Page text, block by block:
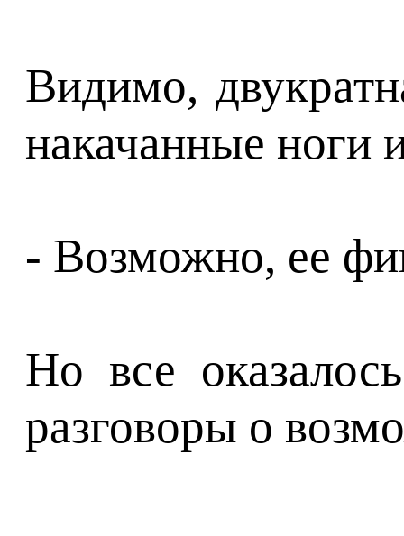
Видимо,
накачанные ноги
- Возможно, ее
Но все
разговоры о